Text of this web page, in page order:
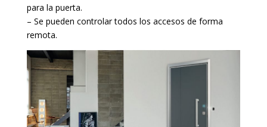
para la puerta.
– Se pueden controlar todos los accesos de forma
remota.